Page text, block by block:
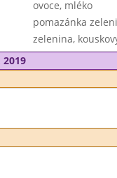
ovoce, mléko
pomazánka
zelenina,
2019